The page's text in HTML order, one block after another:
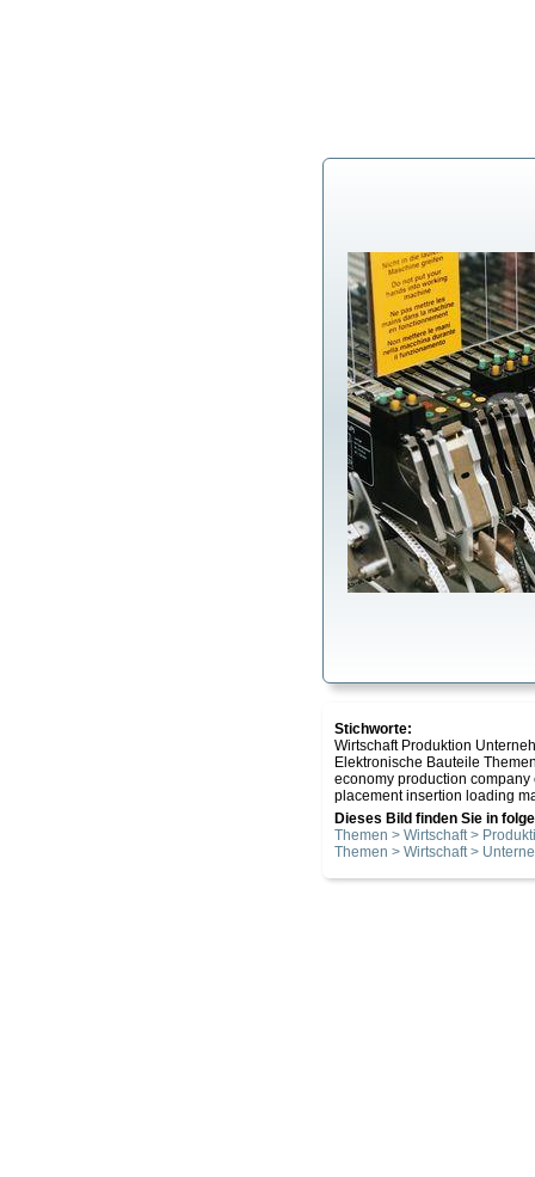
Stichworte:
Wirtschaft Produktion
Elektronische Bauteile
economy production
placement insertion loading
Dieses Bild finden Sie in
Themen > Wirtschaft >
Themen > Wirtschaft >